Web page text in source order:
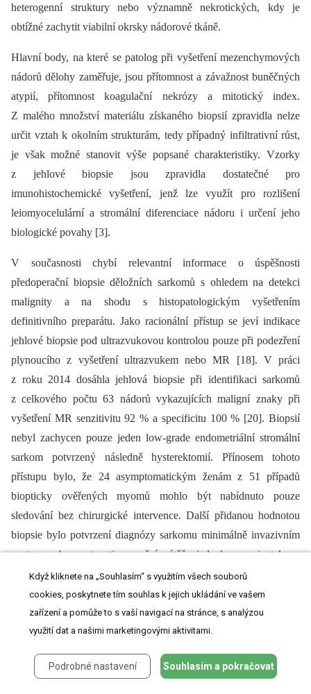
heterogenní struktury nebo významně nekrotických, kdy je
obtížné zachytit viabilní okrsky nádorové tkáně.
Hlavní body, na které se patolog při vyšetření mezenchymových
nádorů dělohy zaměřuje, jsou přítomnost a závažnost buněčných
atypií, přítomnost koagulační nekrózy a mitotický index.
Z malého množství materiálu získaného biopsií zpravidla nelze
určit vztah k okolním strukturám, tedy případný infiltrativní růst,
je však možné stanovit výše popsané charakteristiky. Vzorky
z jehlové biopsie jsou zpravidla dostatečné pro
imunohistochemické vyšetření, jenž lze využít pro rozlišení
leiomyocelulární a stromální diferenciace nádoru i určení jeho
biologické povahy [3].
V současnosti chybí relevantní informace o úspěšnosti
předoperační biopsie děložních sarkomů s ohledem na detekci
malignity a na shodu s histopatologickým vyšetřením
definitivního preparátu. Jako racionální přístup se jeví indikace
jehlové biopsie pod ultrazvukovou kontrolou pouze při podezření
plynoucího z vyšetření ultrazvukem nebo MR [18]. V práci
z roku 2014 dosáhla jehlová biopsie při identifikaci sarkomů
z celkového počtu 63 nádorů vykazujících maligní znaky při
vyšetření MR senzitivitu 92 % a specificitu 100 % [20]. Biopsií
nebyl zachycen pouze jeden low-grade endometriální stromální
sarkom potvrzený následně hysterektomií. Přínosem tohoto
přístupu bylo, že 24 asymptomatickým ženám z 51 případů
biopticky ověřených myomů mohlo být nabídnuto pouze
sledování bez chirurgické intervence. Další přidanou hodnotou
biopsie bylo potvrzení diagnózy sarkomu minimálně invazivním
postupem bez nutnosti operační zátěže jednak u pacientek ve
špatném klinickém stavu, a dále u pacientek s pokročilým
(neresekabilním) onemocněním. Z 63 provedených biopsií se
závažnější komplikace objevily ve dvou případech a v obou se
jednalo o infekci vyžadující chirurgickou revizi. Předoperační
biopsie nádorů myometria vyžaduje dostatečnou erudici
onkogynekologa i patologa a měla by být prováděna v rámci
Když kliknete na „Souhlasím“ s využitím všech souborů
cookies, poskytnete tím souhlas k jejich ukládání ve vašem
zařízení a pomůže to s vaší navigací na stránce, s analýzou
využití dat a našimi marketingovými aktivitami.
Podrobné nastavení Souhlasím a pokračovat